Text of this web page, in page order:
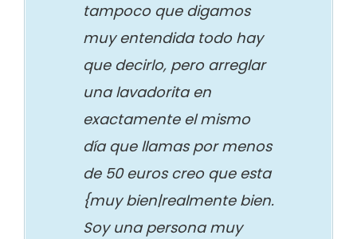
tampoco que digamos
muy entendida todo hay
que decirlo, pero arreglar
una lavadorita en
exactamente el mismo
día que llamas por menos
de 50 euros creo que esta
{muy bien|realmente bien.
Soy una persona muy